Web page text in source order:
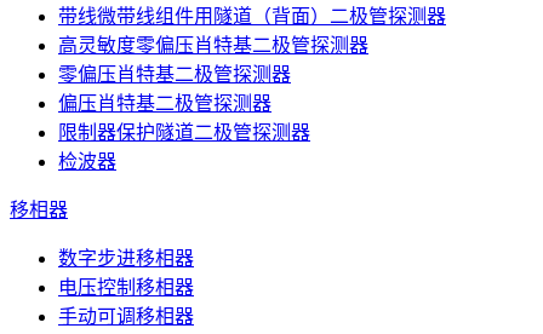
带线微带线组件用隧道（背面）二极管探测器
高灵敏度零偏压肖特基二极管探测器
零偏压肖特基二极管探测器
偏压肖特基二极管探测器
限制器保护隧道二极管探测器
检波器
移相器
数字步进移相器
电压控制移相器
手动可调移相器